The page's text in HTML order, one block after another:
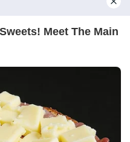
Jadwal Bioskop
Platinum Cineplex
·